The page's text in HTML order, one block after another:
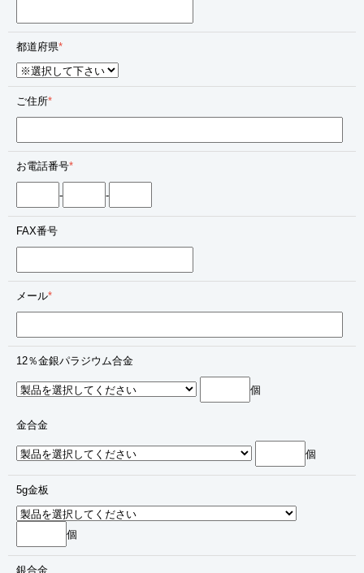
都道府県*
ご住所*
お電話番号*
- -
FAX番号
メール*
12％金銀パラジウム合金
個
金合金
個
5g金板
個
銀合金